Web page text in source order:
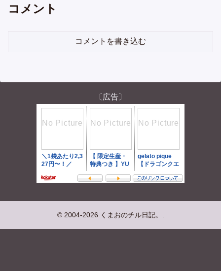
コメント
コメントを書き込む
〔広告〕
© 2004-2026 くまおのチル日記。.